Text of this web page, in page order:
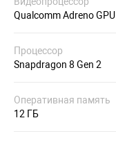
Qualcomm Adreno GPU
Процессор
Snapdragon 8 Gen 2
Оперативная память
12 ГБ